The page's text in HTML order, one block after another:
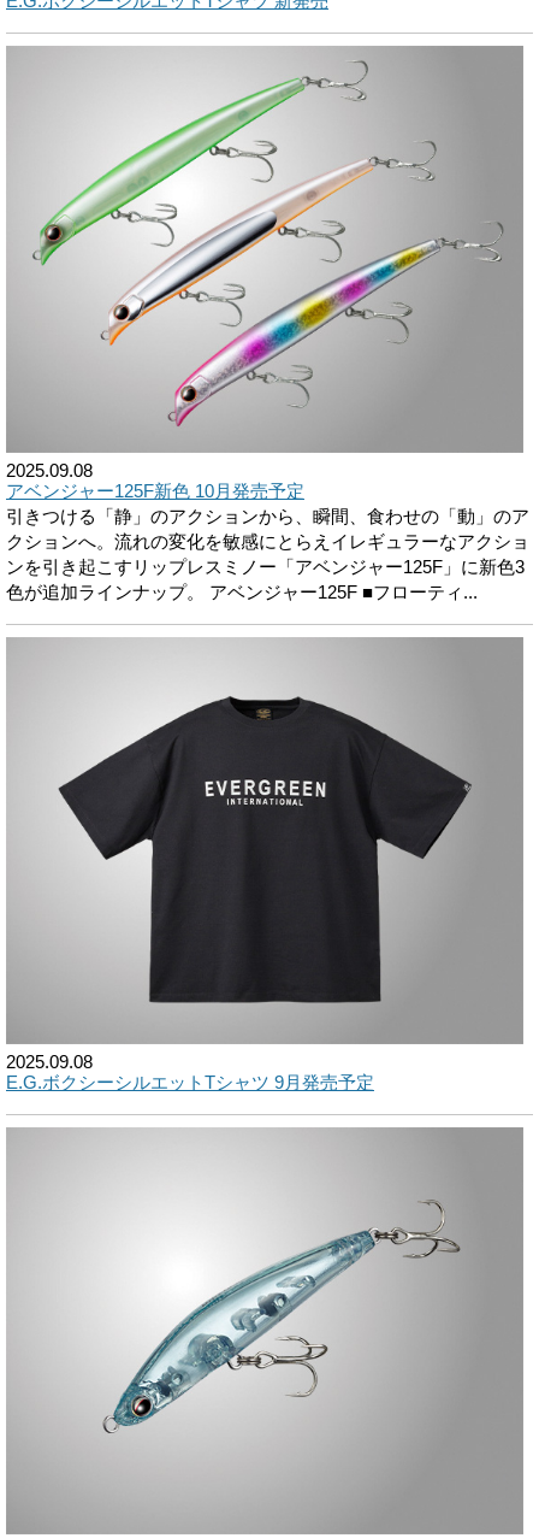
2025.09.08
アベンジャー125F新色 10月発売予定
引きつける「静」のアクションから、瞬間、食わせの「動」のア
クションへ。流れの変化を敏感にとらえイレギュラーなアクショ
ンを引き起こすリップレスミノー「アベンジャー125F」に新色3
色が追加ラインナップ。 アベンジャー125F ■フローティ...
2025.09.08
E.G.ボクシーシルエットTシャツ 9月発売予定